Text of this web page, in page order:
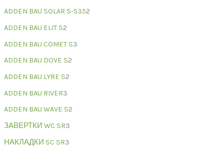
ADDEN BAU SOLAR S-5352
ADDEN BAU ELIT S2
ADDEN BAU COMET S3
ADDEN BAU DOVE S2
ADDEN BAU LYRE S2
ADDEN BAU RIVER3
ADDEN BAU WAVE S2
ЗАВЕРТКИ WC SR3
НАКЛАДКИ SC SR3